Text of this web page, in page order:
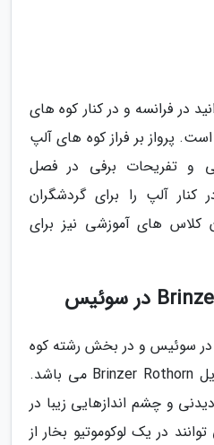
در فرانسه و در کنار کوه های
پرواز بر فراز کوه های آلپ
و تفریحات برفی در فصل
کنار آلپ را برای گردشگران
های آموزشی نیز برای
در سوئیس و در بخش رشته کوه
های آلپ این کشور، خط ریل Brinzer Rothorn می باشد.
و چشم اندازهایی زیبا در
در یک لوکوموتیو بخار از